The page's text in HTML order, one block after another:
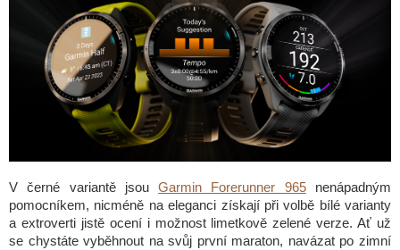
V černé variantě jsouGarmin Forerunner 965nenápadným
pomocníkem, nicméně na eleganci získají při volbě bílé varianty
a extroverti jistě ocení i možnost limetkově zelené verze. Ať už
se chystáte vyběhnout na svůj první maraton, navázat po zimní